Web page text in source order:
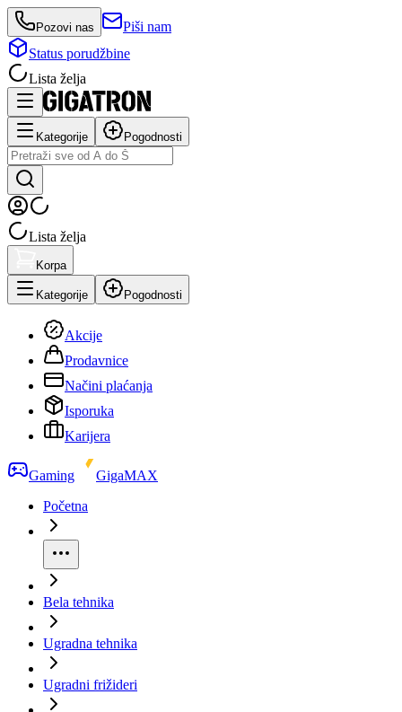
Pozovi nas
Piši nam
Status porudžbine
Lista želja
Kategorije Pogodnosti
Lista želja
Korpa
Kategorije Pogodnosti
Akcije
Prodavnice
Načini plaćanja
Isporuka
Karijera
Gaming
GigaMAX
Početna
Bela tehnika
Ugradna tehnika
Ugradni frižideri